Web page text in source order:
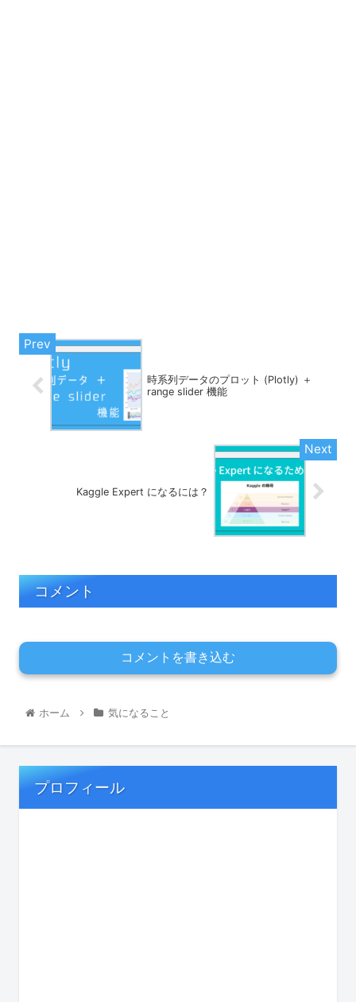
時系列データのプロット (Plotly) ＋
range slider 機能
Kaggle Expert になるには？
コメント
コメントを書き込む
ホーム 気になること
プロフィール